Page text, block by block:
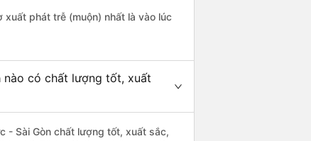
xuất phát trễ (muộn) nhất là vào lúc
nào có chất lượng tốt, xuất
- Sài Gòn chất lượng tốt, xuất sắc,